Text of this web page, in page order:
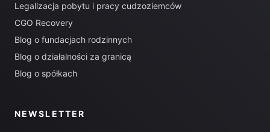
Legalizacja pobytu i pracy cudzoziemców
CGO Recovery
Blog o fundacjach rodzinnych
Blog o działalności za granicą
Blog o spółkach
NEWSLETTER